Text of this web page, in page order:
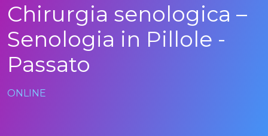
Chirurgia senologica –
Senologia in Pillole -
Passato
ONLINE